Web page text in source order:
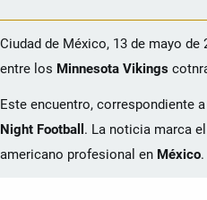
Ciudad de México, 13 de mayo de
entre los Minnesota Vikings
Este encuentro, correspondiente
Night Football . La noticia marca
americano profesional en México.